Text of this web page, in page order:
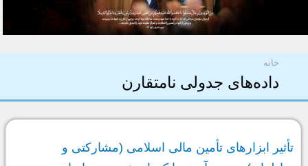
شما اینجا هستید
خانه
داده‌های جدولی نامتقارن
تأثیر ابزارهای تأمین مالی اسلامی (مشارکتی و